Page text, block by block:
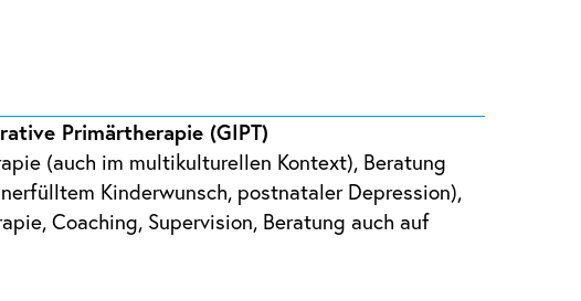
Primärtherapie (GIPT)
(auch im multikulturellen Kontext), Beratung
Kinderwunsch, postnataler Depression),
Coaching, Supervision, Beratung auch auf